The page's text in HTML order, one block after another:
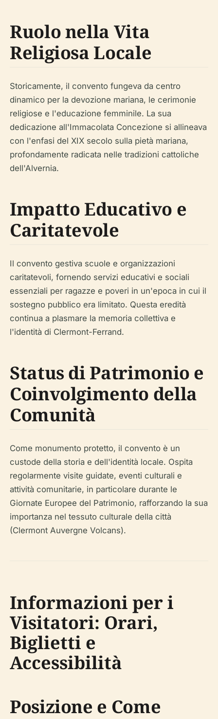
Ruolo nella Vita
Religiosa Locale
Storicamente, il convento fungeva da centro
dinamico per la devozione mariana, le cerimonie
religiose e l'educazione femminile. La sua
dedicazione all'Immacolata Concezione si allineava
con l'enfasi del XIX secolo sulla pietà mariana,
profondamente radicata nelle tradizioni cattoliche
dell'Alvernia.
Impatto Educativo e
Caritatevole
Il convento gestiva scuole e organizzazioni
caritatevoli, fornendo servizi educativi e sociali
essenziali per ragazze e poveri in un'epoca in cui il
sostegno pubblico era limitato. Questa eredità
continua a plasmare la memoria collettiva e
l'identità di Clermont-Ferrand.
Status di Patrimonio e
Coinvolgimento della
Comunità
Come monumento protetto, il convento è un
custode della storia e dell'identità locale. Ospita
regolarmente visite guidate, eventi culturali e
attività comunitarie, in particolare durante le
Giornate Europee del Patrimonio, rafforzando la sua
importanza nel tessuto culturale della città
(Clermont Auvergne Volcans).
Informazioni per i
Visitatori: Orari,
Biglietti e
Accessibilità
Posizione e Come